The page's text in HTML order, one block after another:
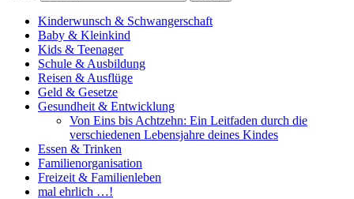
Kinderwunsch & Schwangerschaft
Baby & Kleinkind
Kids & Teenager
Schule & Ausbildung
Reisen & Ausflüge
Geld & Gesetze
Gesundheit & Entwicklung
Von Eins bis Achtzehn: Ein Leitfaden durch die
verschiedenen Lebensjahre deines Kindes
Essen & Trinken
Familienorganisation
Freizeit & Familienleben
mal ehrlich …!